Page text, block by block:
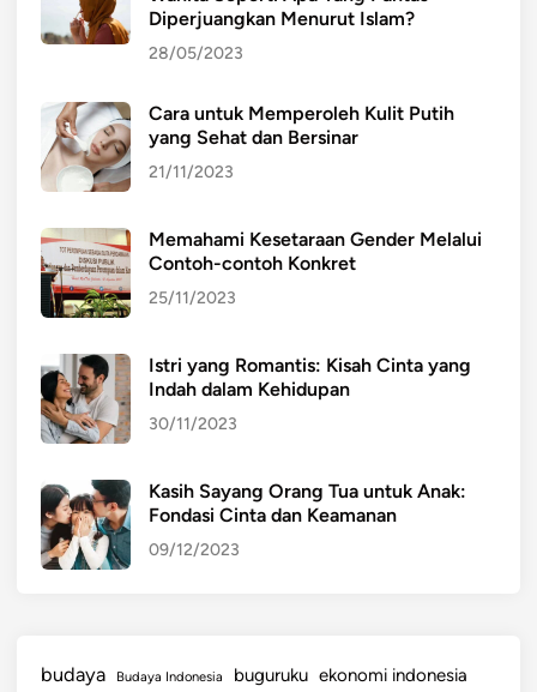
Diperjuangkan Menurut Islam?
28/05/2023
Cara untuk Memperoleh Kulit Putih
yang Sehat dan Bersinar
21/11/2023
Memahami Kesetaraan Gender Melalui
Contoh-contoh Konkret
25/11/2023
Istri yang Romantis: Kisah Cinta yang
Indah dalam Kehidupan
30/11/2023
Kasih Sayang Orang Tua untuk Anak:
Fondasi Cinta dan Keamanan
09/12/2023
budaya Budaya Indonesia buguruku ekonomi indonesia